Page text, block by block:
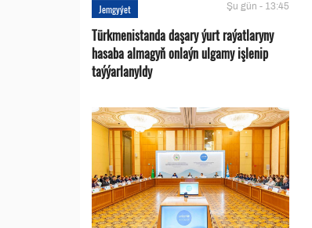
Jemgyýet Şu gün - 13:45
Türkmenistanda daşary ýurt raýatlaryny
hasaba almagyň onlaýn ulgamy işlenip
taýýarlanyldy